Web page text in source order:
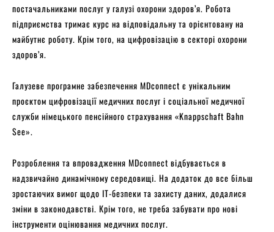
постачальниками послуг у галузі охорони здоров’я. Робота
підприємства тримає курс на відповідальну та орієнтовану на
майбутнє роботу. Крім того, на цифровізацію в секторі охорони
здоров’я.
Галузеве програмне забезпечення MDconnect є унікальним
проєктом цифровізації медичних послуг і соціальної медичної
служби німецького пенсійного страхування «Knappschaft Bahn
See».
Розроблення та впровадження MDconnect відбувається в
надзвичайно динамічному середовищі. На додаток до все більш
зростаючих вимог щодо ІТ-безпеки та захисту даних, додалися
зміни в законодавстві. Крім того, не треба забувати про нові
інструменти оцінювання медичних послуг.